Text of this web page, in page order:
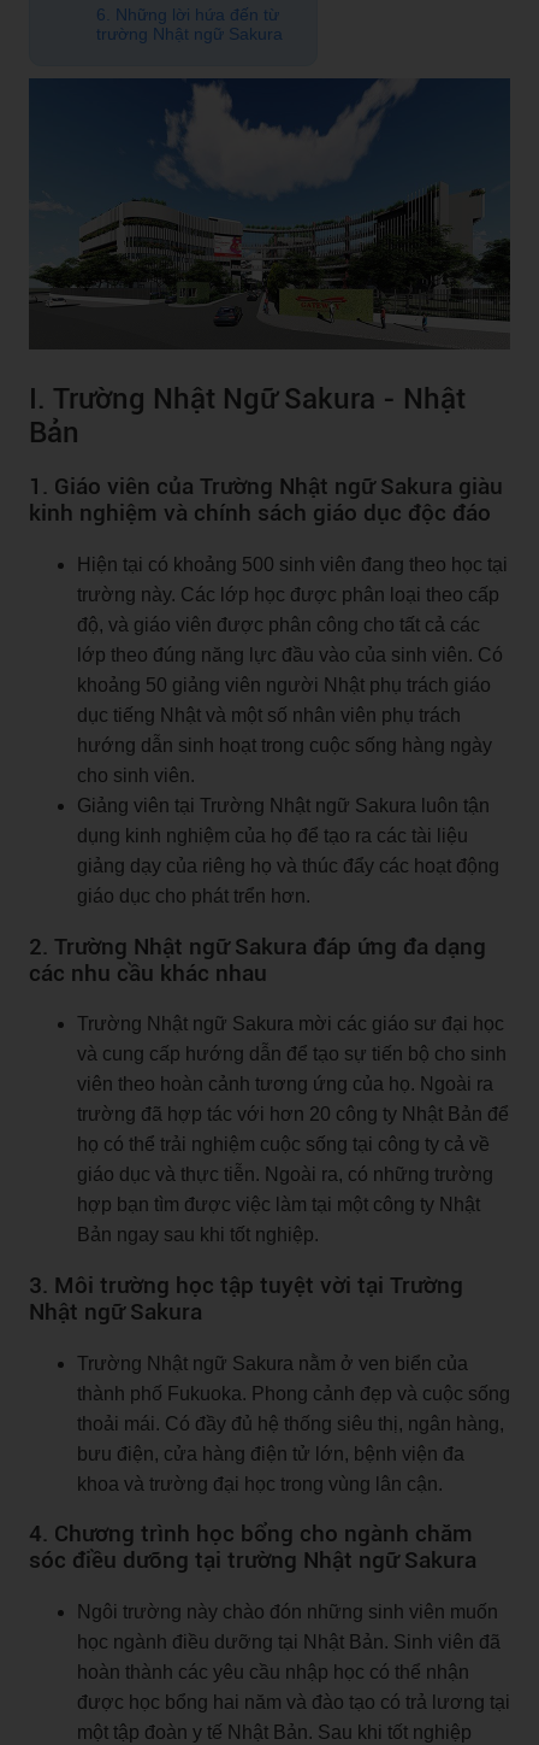
6. Những lời hứa đến từ
trường Nhật ngữ Sakura
I. Trường Nhật Ngữ Sakura - Nhật
Bản
1. Giáo viên của Trường Nhật ngữ Sakura giàu
kinh nghiệm và chính sách giáo dục độc đáo
Hiện tại có khoảng 500 sinh viên đang theo học tại
trường này. Các lớp học được phân loại theo cấp
độ, và giáo viên được phân công cho tất cả các
lớp theo đúng năng lực đầu vào của sinh viên. Có
khoảng 50 giảng viên người Nhật phụ trách giáo
dục tiếng Nhật và một số nhân viên phụ trách
hướng dẫn sinh hoạt trong cuộc sống hàng ngày
cho sinh viên.
Giảng viên tại Trường Nhật ngữ Sakura luôn tận
dụng kinh nghiệm của họ để tạo ra các tài liệu
giảng dạy của riêng họ và thúc đẩy các hoạt động
giáo dục cho phát trển hơn.
2. Trường Nhật ngữ Sakura đáp ứng đa dạng
các nhu cầu khác nhau
Trường Nhật ngữ Sakura mời các giáo sư đại học
và cung cấp hướng dẫn để tạo sự tiến bộ cho sinh
viên theo hoàn cảnh tương ứng của họ. Ngoài ra
trường đã hợp tác với hơn 20 công ty Nhật Bản để
họ có thể trải nghiệm cuộc sống tại công ty cả về
giáo dục và thực tiễn. Ngoài ra, có những trường
hợp bạn tìm được việc làm tại một công ty Nhật
Bản ngay sau khi tốt nghiệp.
3. Môi trường học tập tuyệt vời tại Trường
Nhật ngữ Sakura
Trường Nhật ngữ Sakura nằm ở ven biển của
thành phố Fukuoka. Phong cảnh đẹp và cuộc sống
thoải mái. Có đầy đủ hệ thống siêu thị, ngân hàng,
bưu điện, cửa hàng điện tử lớn, bệnh viện đa
khoa và trường đại học trong vùng lân cận.
4. Chương trình học bổng cho ngành chăm
sóc điều dưỡng tại trường Nhật ngữ Sakura
Ngôi trường này chào đón những sinh viên muốn
học ngành điều dưỡng tại Nhật Bản. Sinh viên đã
hoàn thành các yêu cầu nhập học có thể nhận
được học bổng hai năm và đào tạo có trả lương tại
một tập đoàn y tế Nhật Bản. Sau khi tốt nghiệp